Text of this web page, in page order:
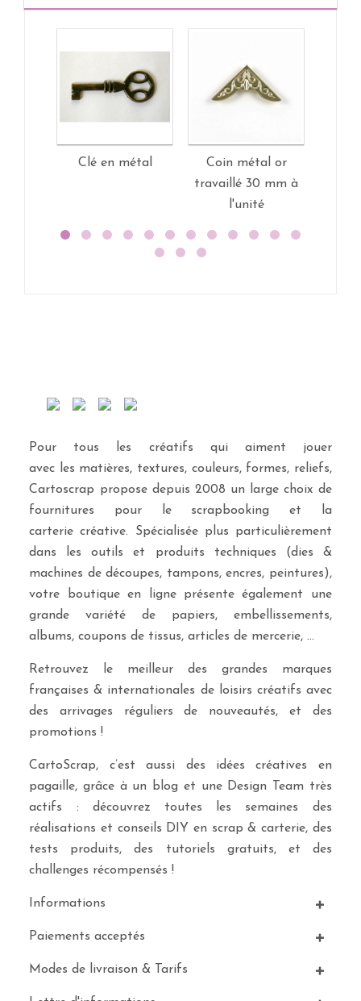
Clé en métal
Coin métal or
travaillé 30 mm à
l'unité
Pour tous les créatifs qui aiment jouer
avec les matières, textures, couleurs, formes, reliefs,
Cartoscrap propose depuis 2008 un large choix de
fournitures pour le scrapbooking et la
carterie créative. Spécialisée plus particulièrement
dans les outils et produits techniques (dies &
machines de découpes, tampons, encres, peintures),
votre boutique en ligne présente également une
grande variété de papiers, embellissements,
albums, coupons de tissus, articles de mercerie, …
Retrouvez le meilleur des grandes marques
françaises & internationales de loisirs créatifs avec
des arrivages réguliers de nouveautés, et des
promotions !
CartoScrap, c’est aussi des idées créatives en
pagaille, grâce à un blog et une Design Team très
actifs : découvrez toutes les semaines des
réalisations et conseils DIY en scrap & carterie, des
tests produits, des tutoriels gratuits, et des
challenges récompensés !
Informations
Paiements acceptés
Modes de livraison & Tarifs